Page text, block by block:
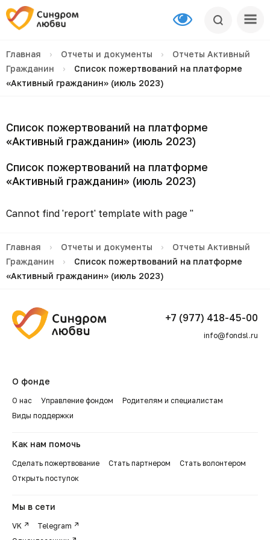
Главная › Отчеты и документы ›
Отчеты Активный
Гражданин
›
Список пожертвований на платформе
«Активный гражданин» (июль 2023)
Список пожертвований на платформе
«Активный гражданин» (июль 2023)
Список пожертвований на платформе
«Активный гражданин» (июль 2023)
Cannot find 'report' template with page ''
Главная › Отчеты и документы ›
Отчеты Активный
Гражданин
›
Список пожертвований на платформе
«Активный гражданин» (июль 2023)
+7 (977) 418-45-00
info@fondsl.ru
О фонде
О нас Управление фондом
Родителям и специалистам
Виды поддержки
Как нам помочь
Сделать пожертвование Стать партнером
Стать волонтером
Открыть поступок
Мы в сети
VK
Telegram